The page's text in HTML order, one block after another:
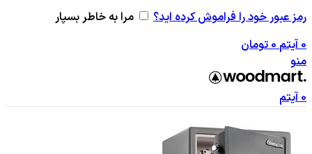
رمز عبور خود را فراموش کرده اید؟
مرا به خاطر بسپار
0آیتم 0تومان
منو
0آیتم